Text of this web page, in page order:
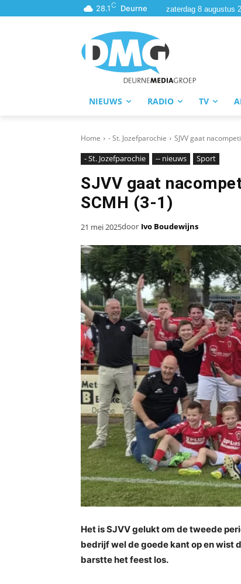
28.1C Deurne zaterdag 8 augustus
NIEUWS RADIO TV
Home - St. Jozefparochie SJVV gaat
- St. Jozefparochie -- nieuws Sport
SJVV gaat
SCMH (3-1)
21 mei 2025door Ivo Boudewijns
Het is SJVV gelukt om de tweede
bedrijf wel de goede kant op en wist
barstte het feest los.